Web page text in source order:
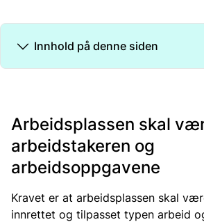
Innhold på denne siden
Arbeidsplassen skal
arbeidstakeren og
arbeidsoppgavene
Kravet er at arbeidsplassen skal
innrettet og tilpasset typen arbeid